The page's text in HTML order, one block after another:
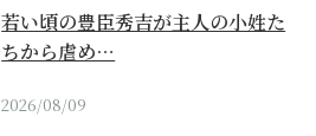
若い頃の豊臣秀吉が主人の小姓た
ちから虐め…
2026/08/09